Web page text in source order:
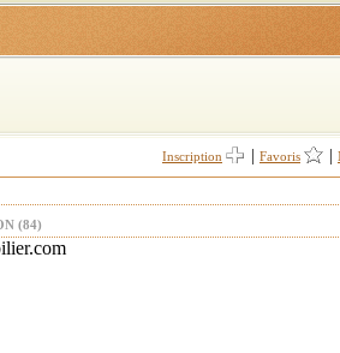
Inscription Favoris
(84)